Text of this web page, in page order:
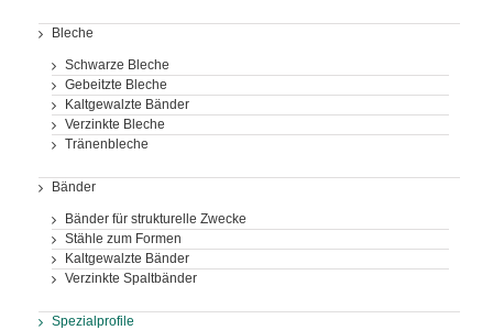
Bleche
Schwarze Bleche
Gebeitzte Bleche
Kaltgewalzte Bänder
Verzinkte Bleche
Tränenbleche
Bänder
Bänder für strukturelle Zwecke
Stähle zum Formen
Kaltgewalzte Bänder
Verzinkte Spaltbänder
Spezialprofile